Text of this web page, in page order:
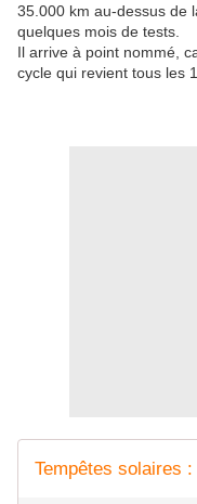
35.000 km au-dessus de
quelques mois de tests.
Il arrive à point nommé,
cycle qui revient tous les